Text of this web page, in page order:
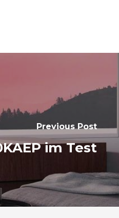
Previous Post
im Test